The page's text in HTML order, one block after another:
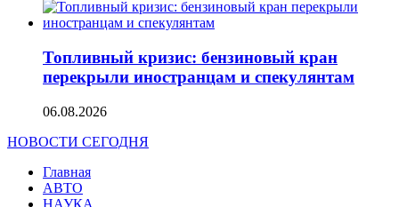
Топливный кризис: бензиновый кран
перекрыли иностранцам и спекулянтам
06.08.2026
НОВОСТИ СЕГОДНЯ
Главная
АВТО
НАУКА